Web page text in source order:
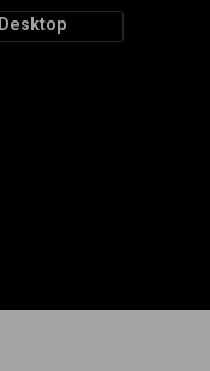
Desktop